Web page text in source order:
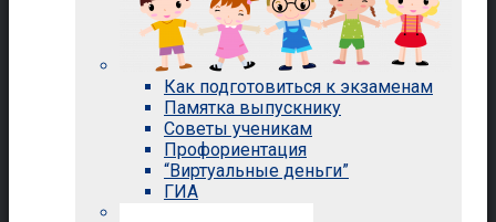
Как подготовиться к экзаменам
Памятка выпускнику
Советы ученикам
Профориентация
“Виртуальные деньги”
ГИА